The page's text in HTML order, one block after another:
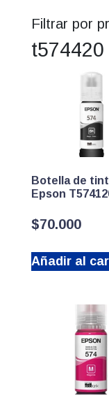
Filtrar por
t574420
Botella de
Epson
$70.000
Añadir al